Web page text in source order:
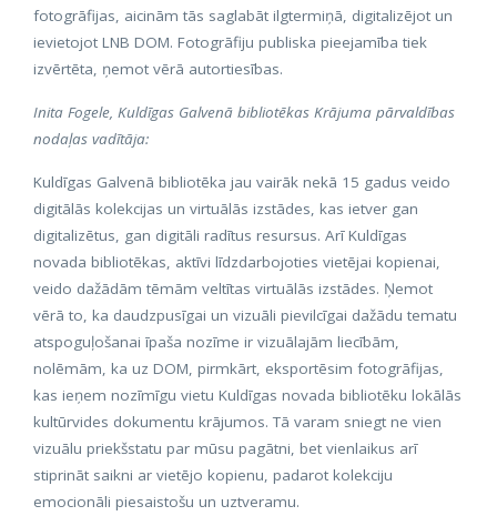
fotogrāfijas, aicinām tās saglabāt ilgtermiņā, digitalizējot un
ievietojot LNB DOM. Fotogrāfiju publiska pieejamība tiek
izvērtēta, ņemot vērā autortiesības.
Inita Fogele, Kuldīgas Galvenā bibliotēkas Krājuma pārvaldības
nodaļas vadītāja:
Kuldīgas Galvenā bibliotēka jau vairāk nekā 15 gadus veido
digitālās kolekcijas un virtuālās izstādes, kas ietver gan
digitalizētus, gan digitāli radītus resursus. Arī Kuldīgas
novada bibliotēkas, aktīvi līdzdarbojoties vietējai kopienai,
veido dažādām tēmām veltītas virtuālās izstādes. Ņemot
vērā to, ka daudzpusīgai un vizuāli pievilcīgai dažādu tematu
atspoguļošanai īpaša nozīme ir vizuālajām liecībām,
nolēmām, ka uz DOM, pirmkārt, eksportēsim fotogrāfijas,
kas ieņem nozīmīgu vietu Kuldīgas novada bibliotēku lokālās
kultūrvides dokumentu krājumos. Tā varam sniegt ne vien
vizuālu priekšstatu par mūsu pagātni, bet vienlaikus arī
stiprināt saikni ar vietējo kopienu, padarot kolekciju
emocionāli piesaistošu un uztveramu.